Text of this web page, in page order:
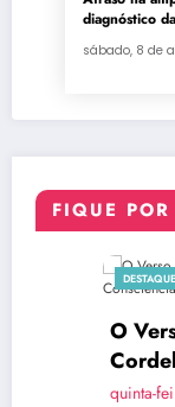
diagnóstico
sábado, 8 de
FIQUE
DESTAQUE
O Verso
Cordel
Política
quinta-feira, 26